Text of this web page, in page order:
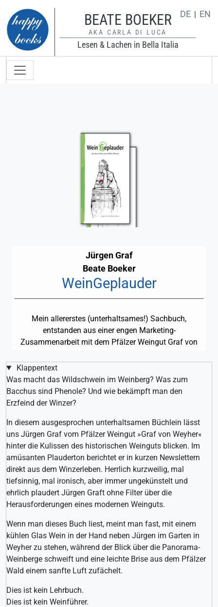
Direkt zum Inhalt BEATE BOEKER
AKA CARLA DI LUCA
Lesen & Lachen in Bella Italia
DE EN
Hauptnavigation
Jürgen Graf
Beate Boeker
WeinGeplauder
Mein allererstes (unterhaltsames!) Sachbuch,
entstanden aus einer engen Marketing-
Zusammenarbeit mit dem Pfälzer Weingut Graf von
Büchlein lässt uns Jürgen Graf hinter die Kulissen des
historischen Weinguts blicken.
Klappentext
Was macht das Wildschwein im Weinberg? Was zum
Bacchus sind Phenole? Und wie bekämpft man den
Erzfeind der Winzer?
In diesem ausgesprochen unterhaltsamen Büchlein lässt
uns Jürgen Graf vom Pfälzer Weingut »Graf von Weyher«
hinter die Kulissen des historischen Weinguts blicken. Im
amüsanten Plauderton berichtet er in kurzen Newslettern
direkt aus dem Winzerleben. Herrlich kurzweilig, mal
tiefsinnig, mal ironisch, aber immer ungekünstelt und
ehrlich plaudert Jürgen Graft ohne Filter über die
Herausforderungen eines modernen Weinguts.
Wenn man dieses Buch liest, meint man fast, mit einem
kühlen Glas Wein in der Hand neben Jürgen im Garten in
Weyher zu stehen, während der Blick über die Panorama-
Weinberge schweift und eine leichte Brise aus dem Pfälzer
Wald einem sanfte Luft zufächelt.
Dies ist kein Lehrbuch.
Dies ist kein Weinführer.